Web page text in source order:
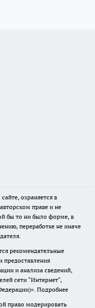
охраняется в
праве и не
бы то ни было форме, в
переработке не иначе
рекомендательные
предоставления
и анализа сведений,
сети "Интернет",
Подробнее
право модерировать